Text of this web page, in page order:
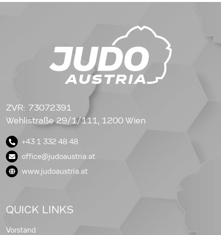
ZVR: 73072391
Wehlistraße 29/1/111, 1200 Wien
+43 1 332 48 48
office@judoaustria.at
www.judoaustria.at
QUICK LINKS
Vorstand